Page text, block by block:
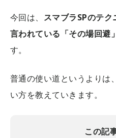
今回は、 スマブラSPのテ
言われている「その場回避
す。
普通の使い道というよりは
い方を教えていきます。
この記